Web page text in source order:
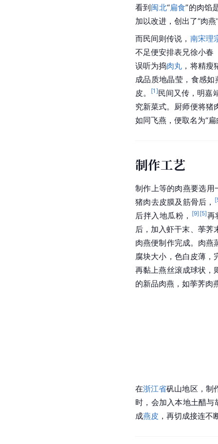
看到闽北“扁食”的肉馅
加以改进，创出了“肉燕
而民间则传说， 南宋理
不足便安排表兄徐小春
误听为捣肉丸 ，将精
成品质地晶莹，食感
皮。
[1 ]民间又传，明嘉
究新菜式。厨师便将猪
如同飞燕，便取名为“扁
制作工艺
制作上等的肉燕要选用
猪肉去皮膜及筋骨后， [
后拌入地瓜粉， [9] [5]再
后，加入虾干末、荸荠
肉燕便制作完成。肉燕
腐块大小，色白皮薄，
再黏上燕丝滚成球状，
的新品肉燕，如荸荠肉
在浙江省矾山地区，制
时，会加入本地土醋
成燕皮 ，再切成接连不